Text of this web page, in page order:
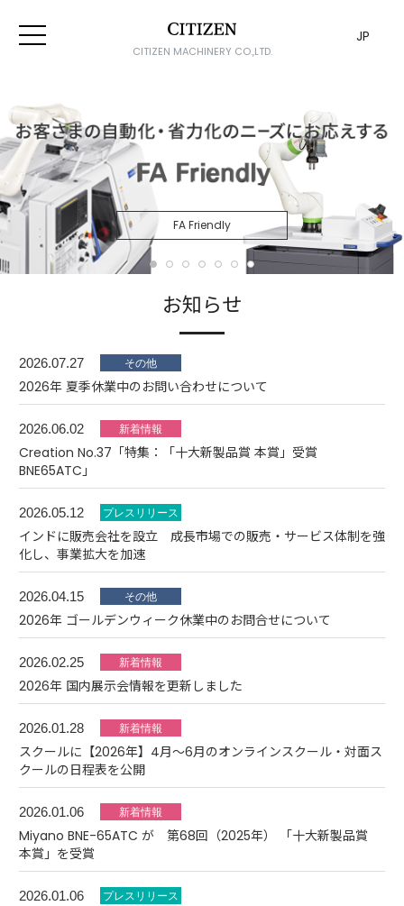
CITIZEN MACHINERY CO.,LTD.
JP
FA Friendly
お知らせ
2026.07.27
2026年 夏季休業中のお問い合わせについて
2026.06.02
Creation No.37「特集：「十大新製品賞 本賞」受賞
BNE65ATC」
2026.05.12
インドに販売会社を設立 成長市場での販売・サービス体制を強
化し、事業拡大を加速
2026.04.15
2026年 ゴールデンウィーク休業中のお問合せについて
2026.02.25
2026年 国内展示会情報を更新しました
2026.01.28
スクールに【2026年】4月～6月のオンラインスクール・対面ス
クールの日程表を公開
2026.01.06
Miyano BNE-65ATC が 第68回（2025年） 「十大新製品賞
本賞」を受賞
2026.01.06